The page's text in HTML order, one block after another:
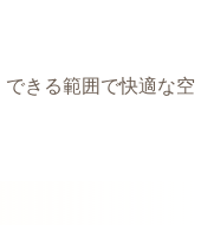
きる範囲で快適な空